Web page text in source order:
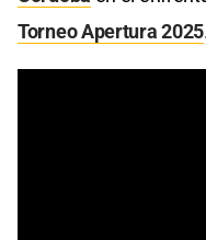
Torneo Apertura 2025